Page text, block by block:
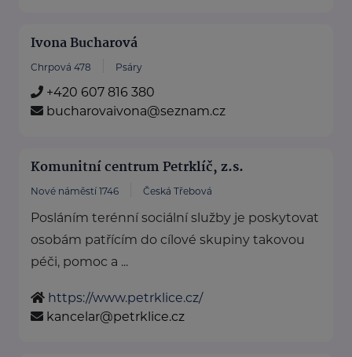
Ivona Bucharová
Chrpová 478 Psáry
+420 607 816 380
bucharovaivona@seznam.cz
Komunitní centrum Petrklíč, z.s.
Nové náměstí 1746 Česká Třebová
Posláním terénní sociální služby je poskytovat
osobám patřícím do cílové skupiny takovou
péči, pomoc a ...
https://www.petrklice.cz/
kancelar@petrklice.cz